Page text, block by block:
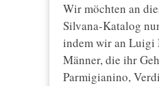
Wir möchten an
Silvana-Katalog
indem wir an Luigi
Männer, die ihr
Parmigianino,